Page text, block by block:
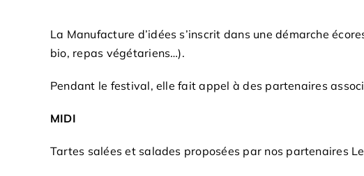
La Manufacture d’idées s’inscrit dans une démarche
bio, repas végétariens…).
Pendant le festival, elle fait appel à des partenaires
MIDI
Tartes salées et salades proposées par nos partenaires